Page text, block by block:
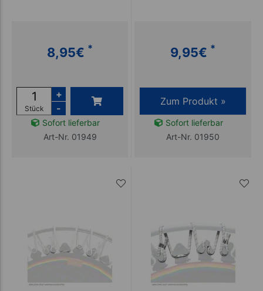
8,95€ *
Stück
+
-
Sofort lieferbar
Art-Nr. 01949
9,95€ *
Zum Produkt »
Sofort lieferbar
Art-Nr. 01950